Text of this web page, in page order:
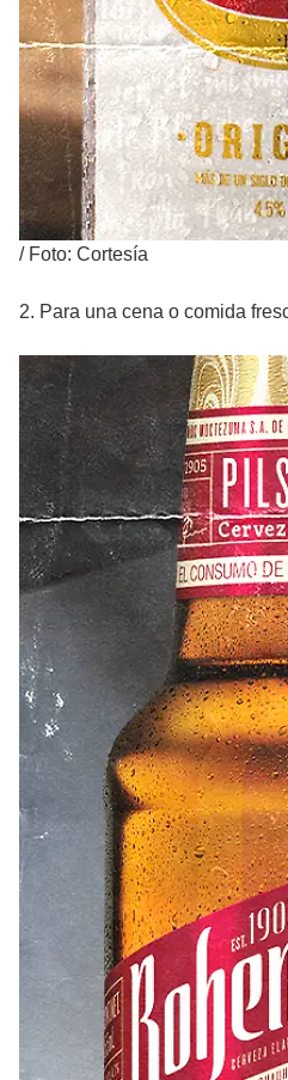
/ Foto: Cortesía
2. Para una cena o comida